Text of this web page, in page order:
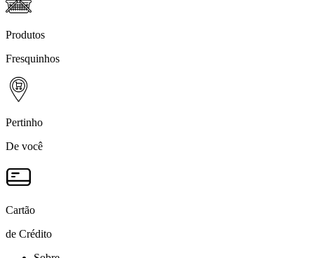
Produtos
Fresquinhos
Pertinho
De você
Cartão
de Crédito